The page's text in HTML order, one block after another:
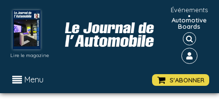
Lire le magazine
Événements
•
Automotive
Boards
Menu S'ABONNER